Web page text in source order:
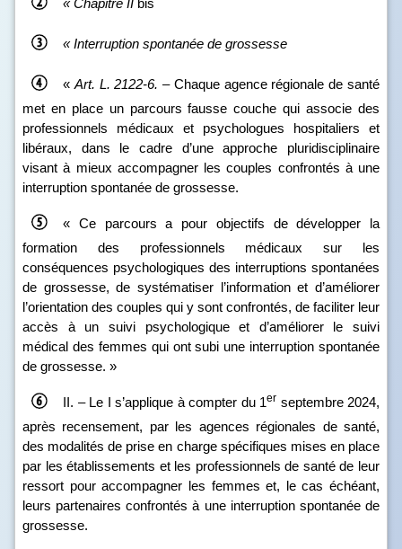
« Chapitre II bis
« Interruption spontanée de grossesse
« Art. L. 2122‑6. – Chaque agence régionale de santé
met en place un parcours fausse couche qui associe des
professionnels médicaux et psychologues hospitaliers et
libéraux, dans le cadre d’une approche pluridisciplinaire
visant à mieux accompagner les couples confrontés à une
interruption spontanée de grossesse.
« Ce parcours a pour objectifs de développer la
formation des professionnels médicaux sur les
conséquences psychologiques des interruptions spontanées
de grossesse, de systématiser l’information et d’améliorer
l’orientation des couples qui y sont confrontés, de faciliter leur
accès à un suivi psychologique et d’améliorer le suivi
médical des femmes qui ont subi une interruption spontanée
de grossesse. »
II. – Le I s’applique à compter du 1er septembre 2024,
après recensement, par les agences régionales de santé,
des modalités de prise en charge spécifiques mises en place
par les établissements et les professionnels de santé de leur
ressort pour accompagner les femmes et, le cas échéant,
leurs partenaires confrontés à une interruption spontanée de
grossesse.